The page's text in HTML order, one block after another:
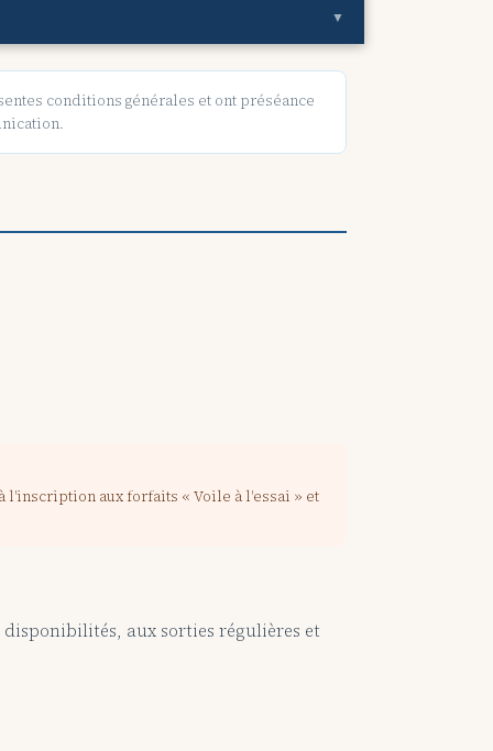
▼
conditions générales et ont préséance
l'inscription aux forfaits « Voile à l'essai » et
aux sorties régulières et